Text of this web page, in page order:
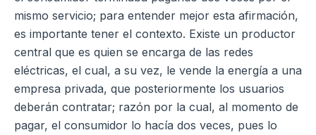
mismo servicio; para entender mejor esta afirmación,
es importante tener el contexto. Existe un productor
central que es quien se encarga de las redes
eléctricas, el cual, a su vez, le vende la energía a una
empresa privada, que posteriormente los usuarios
deberán contratar; razón por la cual, al momento de
pagar, el consumidor lo hacía dos veces, pues lo